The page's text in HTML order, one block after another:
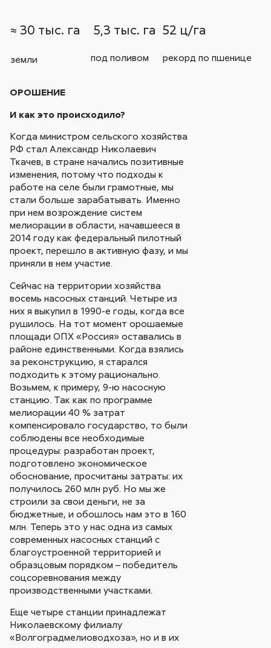
≈ 30 тыс. га 5,3 тыс. га 52 ц/га
земли под поливом рекорд по пшенице
ОРОШЕНИЕ
И как это происходило?
Когда министром сельского хозяйства
РФ стал Александр Николаевич
Ткачев, в стране начались позитивные
изменения, потому что подходы к
работе на селе были грамотные, мы
стали больше зарабатывать. Именно
при нем возрождение систем
мелиорации в области, начавшееся в
2014 году как федеральный пилотный
проект, перешло в активную фазу, и мы
приняли в нем участие.
Сейчас на территории хозяйства
восемь насосных станций. Четыре из
них я выкупил в 1990-е годы, когда все
рушилось. На тот момент орошаемые
площади ОПХ «Россия» оставались в
районе единственными. Когда взялись
за реконструкцию, я старался
подходить к этому рационально.
Возьмем, к примеру, 9-ю насосную
станцию. Так как по программе
мелиорации 40 % затрат
компенсировало государство, то были
соблюдены все необходимые
процедуры: разработан проект,
подготовлено экономическое
обоснование, просчитаны затраты: их
получилось 260 млн руб. Но мы же
строили за свои деньги, не за
бюджетные, и обошлось нам это в 160
млн. Теперь это у нас одна из самых
современных насосных станций с
благоустроенной территорией и
образцовым порядком – победитель
соцсоревнования между
производственными участками.
Еще четыре станции принадлежат
Николаевскому филиалу
«Волгоградмелиоводхоза», но и в их